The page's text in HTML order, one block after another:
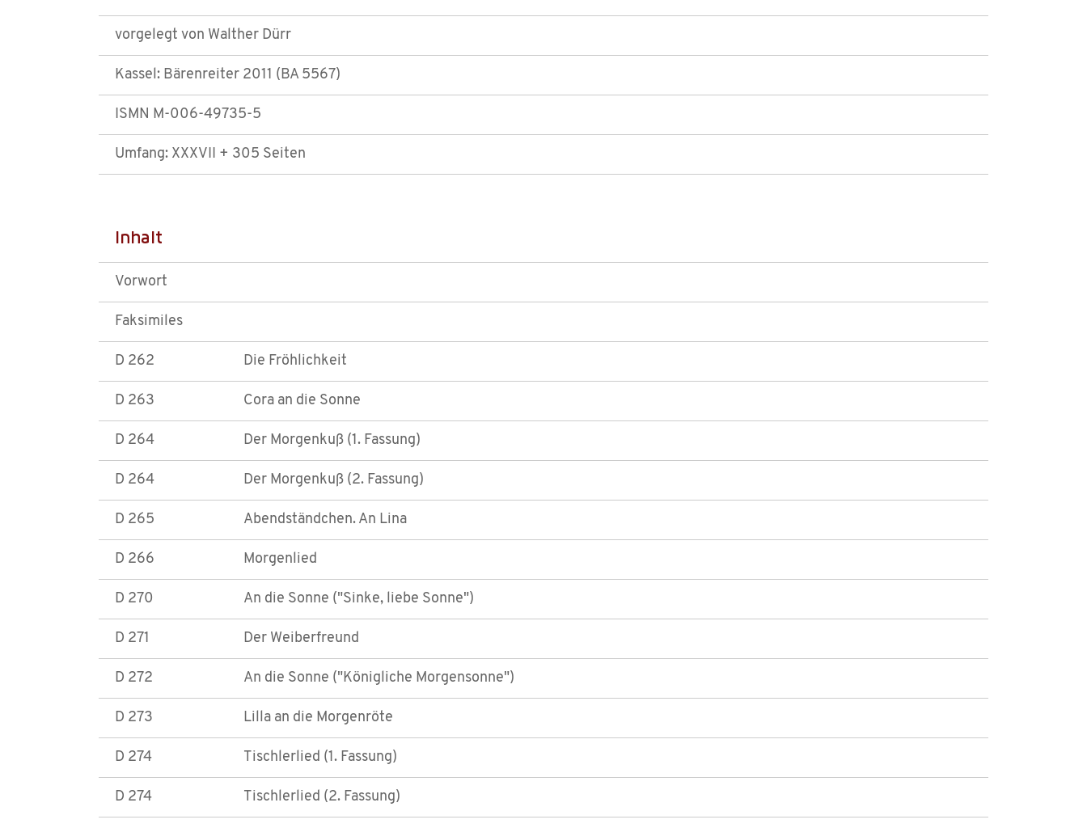
vorgelegt von Walther Dürr
Kassel: Bärenreiter 2011 (BA 5567)
ISMN M-006-49735-5
Umfang: XXXVII + 305 Seiten
Inhalt
Vorwort
Faksimiles
D 262 Die Fröhlichkeit
D 263 Cora an die Sonne
D 264 Der Morgenkuß (1. Fassung)
D 264 Der Morgenkuß (2. Fassung)
D 265 Abendständchen. An Lina
D 266 Morgenlied
D 270 An die Sonne ("Sinke, liebe Sonne")
D 271 Der Weiberfreund
D 272 An die Sonne ("Königliche Morgensonne")
D 273 Lilla an die Morgenröte
D 274 Tischlerlied (1. Fassung)
D 274 Tischlerlied (2. Fassung)